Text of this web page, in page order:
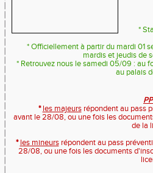
*
* Officiellement à partir du mardi 01
mardis et jeudis de
* Retrouvez nous le samedi 05/09 : au
au palais
*les majeursrépondent au pass
avant le 28/08, ou une fois les
de la
* les mineursrépondent au pass
28/08, ou une fois les documents